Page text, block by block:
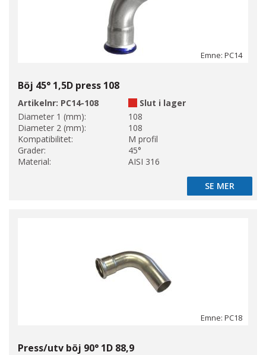
Emne: PC14
Böj 45° 1,5D press 108
Artikelnr: PC14-108
Slut i lager
Diameter 1 (mm):
108
Diameter 2 (mm):
108
Kompatibilitet:
M profil
Grader:
45°
Material:
AISI 316
SE MER
SE MER
Emne: PC18
Press/utv böj 90° 1D 88,9